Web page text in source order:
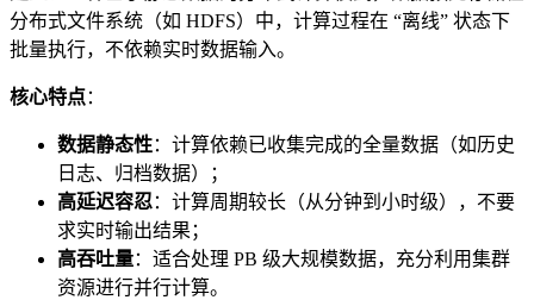
分布式文件系统（如 HDFS）中，计算过程在 “离线” 状态下
批量执行，不依赖实时数据输入。
核心特点：
数据静态性：计算依赖已收集完成的全量数据（如历史
日志、归档数据）；
高延迟容忍：计算周期较长（从分钟到小时级），不要
求实时输出结果；
高吞吐量：适合处理 PB 级大规模数据，充分利用集群
资源进行并行计算。